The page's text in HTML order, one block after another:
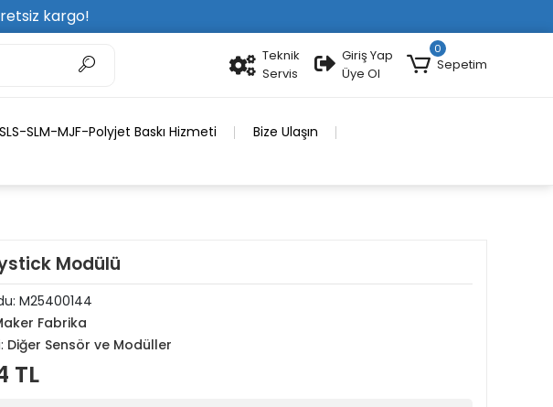
kargo!
Teknik
Servis
Giriş Yap
Üye Ol
0
Sepetim
SLM-MJF-Polyjet Baskı Hizmeti Bize Ulaşın
Modülü
M25400144
Fabrika
Diğer Sensör ve Modüller
TL